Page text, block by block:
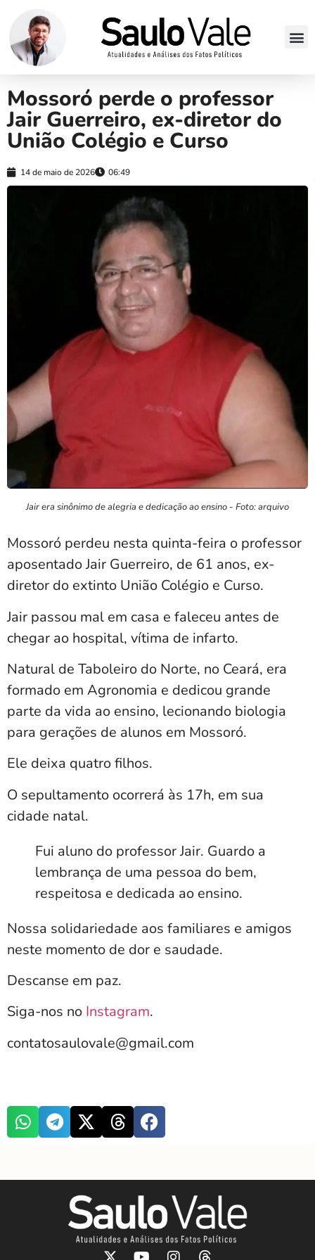
Mossoró perde o professor
Jair Guerreiro, ex-diretor do
União Colégio e Curso
14 de maio de 2026 06:49
Jair era sinônimo de alegria e dedicação ao ensino - Foto: arquivo
Mossoró perdeu nesta quinta-feira o professor
aposentado Jair Guerreiro, de 61 anos, ex-
diretor do extinto União Colégio e Curso.
Jair passou mal em casa e faleceu antes de
chegar ao hospital, vítima de infarto.
Natural de Taboleiro do Norte, no Ceará, era
formado em Agronomia e dedicou grande
parte da vida ao ensino, lecionando biologia
para gerações de alunos em Mossoró.
Ele deixa quatro filhos.
O sepultamento ocorrerá às 17h, em sua
cidade natal.
Fui aluno do professor Jair. Guardo a
lembrança de uma pessoa do bem,
respeitosa e dedicada ao ensino.
Nossa solidariedade aos familiares e amigos
neste momento de dor e saudade.
Descanse em paz.
Siga-nos no Instagram.
contatosaulovale@gmail.com